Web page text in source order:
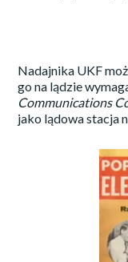
Nadajnika UKF
go na lądzie
Communications
jako lądowa stacja